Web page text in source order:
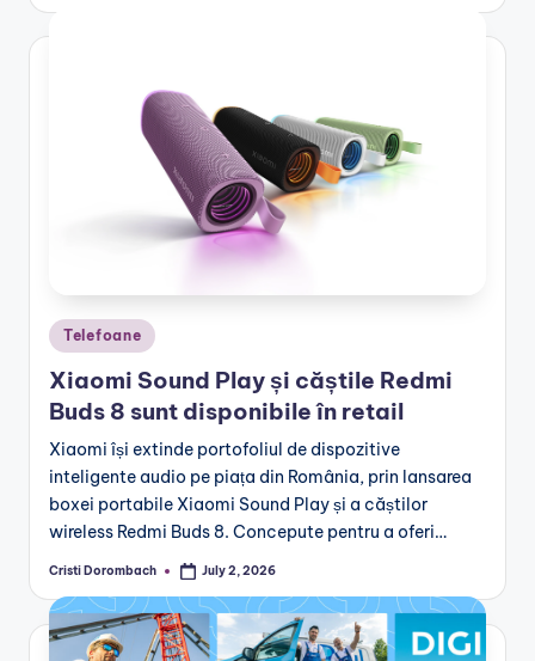
Posted
in
Telefoane
Xiaomi Sound Play și căștile Redmi
Buds 8 sunt disponibile în retail
Xiaomi își extinde portofoliul de dispozitive
inteligente audio pe piața din România, prin lansarea
boxei portabile Xiaomi Sound Play și a căștilor
wireless Redmi Buds 8. Concepute pentru a oferi…
Posted
Cristi Dorombach July 2, 2026